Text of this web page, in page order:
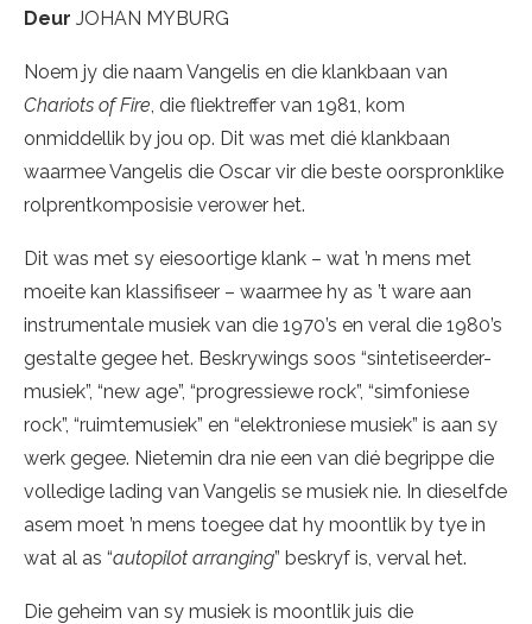
Deur JOHAN MYBURG
Noem jy die naam Vangelis en die klankbaan van
Chariots of Fire, die fliektreffer van 1981, kom
onmiddellik by jou op. Dit was met dié klankbaan
waarmee Vangelis die Oscar vir die beste oorspronklike
rolprentkomposisie verower het.
Dit was met sy eiesoortige klank – wat ’n mens met
moeite kan klassifiseer – waarmee hy as ’t ware aan
instrumentale musiek van die 1970’s en veral die 1980’s
gestalte gegee het. Beskrywings soos “sintetiseerder-
musiek”, “new age”, “progressiewe rock”, “simfoniese
rock”, “ruimtemusiek” en “elektroniese musiek” is aan sy
werk gegee. Nietemin dra nie een van dié begrippe die
volledige lading van Vangelis se musiek nie. In dieselfde
asem moet ’n mens toegee dat hy moontlik by tye in
wat al as “autopilot arranging” beskryf is, verval het.
Die geheim van sy musiek is moontlik juis die